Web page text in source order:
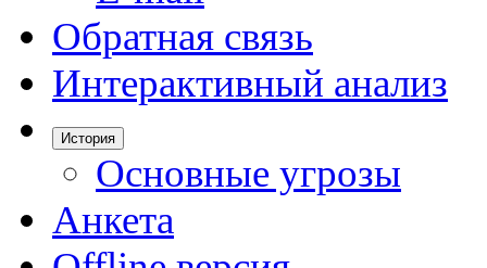
Обратная связь
Интерактивный анализ
История
Основные угрозы
Анкета